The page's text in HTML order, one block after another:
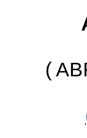
(